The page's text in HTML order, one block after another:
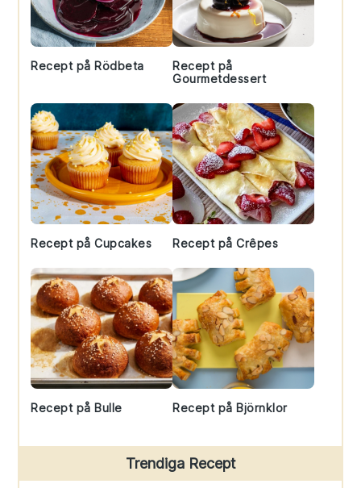
Recept på Rödbeta
Recept på
Gourmetdessert
Recept på Cupcakes Recept på Crêpes
Recept på Bulle Recept på Björnklor
Trendiga Recept